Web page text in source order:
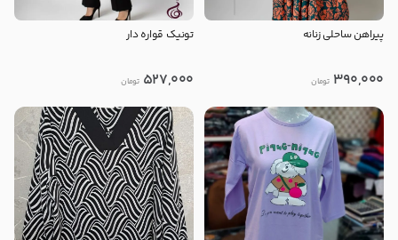
پیراهن ساحلی زنانه
390,000 تومان
تونیک قواره دار
527,000 تومان